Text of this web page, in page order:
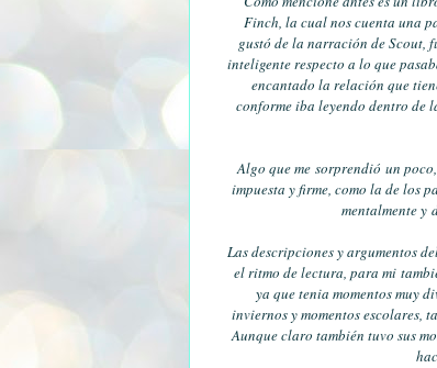
Finch, la cual nos cuenta una
gustó de la narración de Scout,
inteligente respecto a lo que
encantado la relación que
conforme iba leyendo dentro de
Algo que me sorprendió un
impuesta y firme, como la de los
mentalmente y
Las descripciones y argumentos
el ritmo de lectura, para mi
ya que tenia momentos muy
inviernos y momentos escolares,
Aunque claro también tuvo sus